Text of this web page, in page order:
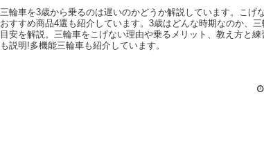
三輪車を3歳から乗るのは遅いのかどうか解説しています。こげ
おすすめ商品4選も紹介しています。3歳はどんな時期なのか、三
目安を解説。三輪車をこげない理由や乗るメリット、教え方と練
も説明!多機能三輪車も紹介しています。